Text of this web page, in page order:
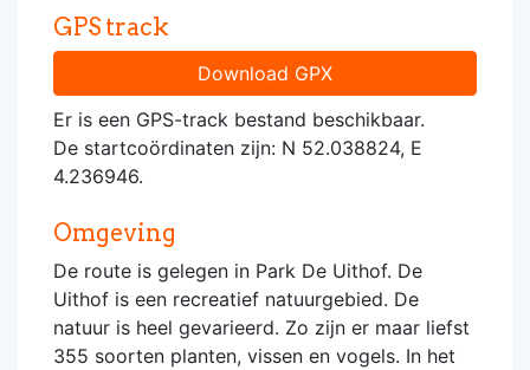
GPS track
Download GPX
Er is een GPS-track bestand beschikbaar.
De startcoördinaten zijn: N 52.038824, E
4.236946.
Omgeving
De route is gelegen in Park De Uithof. De
Uithof is een recreatief natuurgebied. De
natuur is heel gevarieerd. Zo zijn er maar liefst
355 soorten planten, vissen en vogels. In het